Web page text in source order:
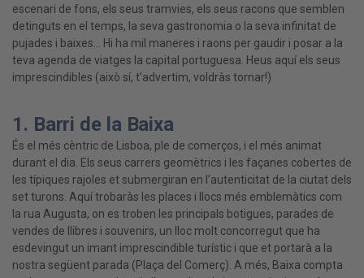
escenari de fons, els seus tramvies, els seus racons que semblen
detinguts en el temps, la seva gastronomia o la seva infinitat de
pujades i baixes… Hi ha mil maneres i raons per gaudir i posar a la
teva agenda de viatges la capital portuguesa. Heus aquí els seus
imprescindibles (això sí, t’advertim, voldràs tornar!)
1. Barri de la Baixa
És el més cèntric de Lisboa, ple de comerços, i el més animat
durant el dia. Els seus carrers geomètrics i les façanes cobertes de
les típiques rajoles et submergiran en l’autenticitat de la ciutat dels
set turons. Aquí trobaràs les places i llocs més emblemàtics com
la rua Augusta, on es troben les principals botigues, parades de
vendes de llibres i souvenirs, un lloc molt concorregut que ha
esdevingut un imant imprescindible turístic i que et portarà a la
nostra següent parada (Plaça del Comerç). A més, Baixa compta